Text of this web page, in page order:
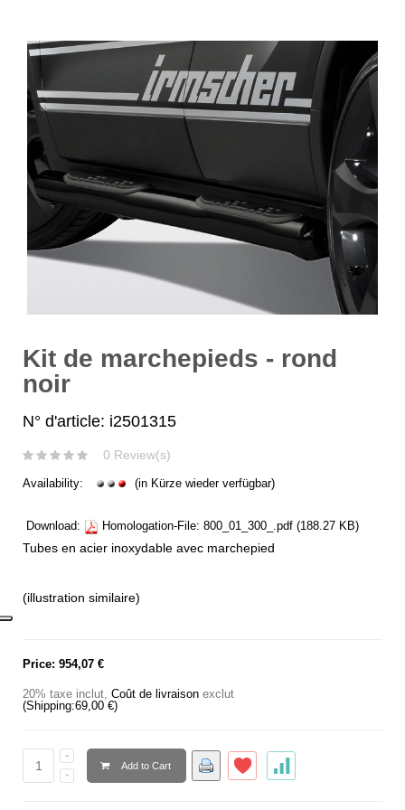
Kit de marchepieds - rond
noir
N° d'article: i2501315
0 Review(s)
Availability: (in Kürze wieder verfügbar)
Download: Homologation-File: 800_01_300_.pdf (188.27 KB)
Tubes en acier inoxydable avec marchepied
(illustration similaire)
Price: 954,07 €
20% taxe inclut, Coût de livraison exclut
(Shipping:69,00 €)
Add to Cart